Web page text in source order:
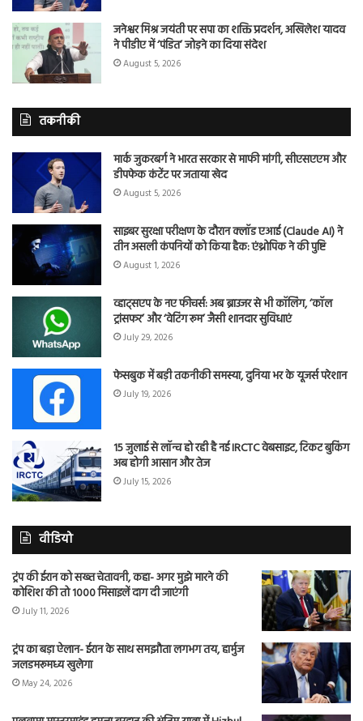
जनेश्वर मिश्र जयंती पर सपा का शक्ति प्रदर्शन, अखिलेश यादव
ने पीडीए में ‘पंडित’ जोड़ने का दिया संदेश
August 5, 2026
तकनीकी
मार्क जुकरबर्ग ने भारत सरकार से माफी मांगी, सीएसएएम और
डीपफेक कंटेंट पर जताया खेद
August 5, 2026
साइबर सुरक्षा परीक्षण के दौरान क्लॉड एआई (Claude AI) ने
तीन असली कंपनियों को किया हैक: एंथ्रोपिक ने की पुष्टि
August 1, 2026
व्हाट्सएप के नए फीचर्स: अब ब्राउजर से भी कॉलिंग, ‘कॉल
ट्रांसफर’ और ‘वेटिंग रूम’ जैसी शानदार सुविधाएं
July 29, 2026
फेसबुक में बड़ी तकनीकी समस्या, दुनिया भर के यूजर्स परेशान
July 19, 2026
15 जुलाई से लॉन्च हो रही है नई IRCTC वेबसाइट, टिकट बुकिंग
अब होगी आसान और तेज
July 15, 2026
वीडियो
ट्रंप की ईरान को सख्त चेतावनी, कहा- अगर मुझे मारने की
कोशिश की तो 1000 मिसाइलें दाग दी जाएंगी
July 11, 2026
ट्रंप का बड़ा ऐलान- ईरान के साथ समझौता लगभग तय, हार्मुज
जलडमरूमध्य खुलेगा
May 24, 2026